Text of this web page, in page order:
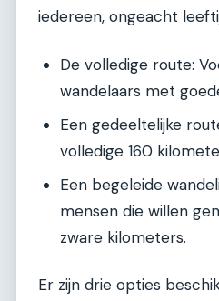
iedereen, ongeacht
De volledige route:
wandelaars met
Een gedeeltelijke
volledige 160
Een begeleide
mensen die willen
zware kilometers.
Er zijn drie opties